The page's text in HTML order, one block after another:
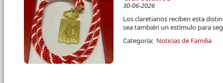
30-06-2026
Los claretianos reciben esta
sea también un estímulo para
Categoría: Noticias de Familia